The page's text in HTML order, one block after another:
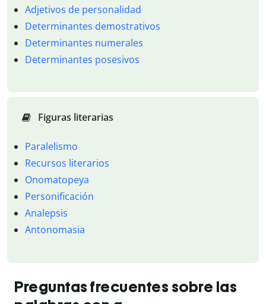
Adjetivos de personalidad
Determinantes demostrativos
Determinantes numerales
Determinantes posesivos
Figuras literarias
Paralelismo
Recursos literarios
Onomatopeya
Personificación
Analepsis
Antonomasia
Preguntas frecuentes sobre las